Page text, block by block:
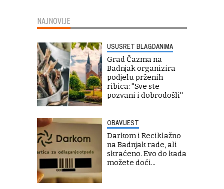
NAJNOVIJE
USUSRET BLAGDANIMA
Grad Čazma na
Badnjak organizira
podjelu prženih
ribica: ''Sve ste
pozvani i dobrodošli''
OBAVIJEST
Darkom i Reciklažno
na Badnjak rade, ali
skraćeno. Evo do kada
možete doći...